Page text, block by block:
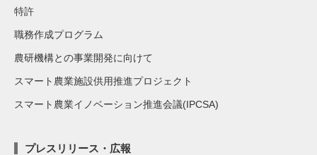
特許
職務作成プログラム
農研機構との事業開発に向けて
スマート農業施設供用推進プロジェクト
スマート農業イノベーション推進会議(IPCSA)
プレスリリース・広報